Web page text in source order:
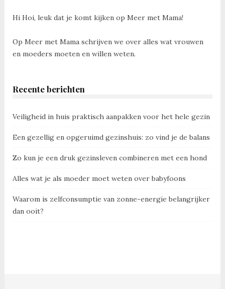
Hi Hoi, leuk dat je komt kijken op Meer met Mama!
Op Meer met Mama schrijven we over alles wat vrouwen
en moeders moeten en willen weten.
Recente berichten
Veiligheid in huis praktisch aanpakken voor het hele gezin
Een gezellig en opgeruimd gezinshuis: zo vind je de balans
Zo kun je een druk gezinsleven combineren met een hond
Alles wat je als moeder moet weten over babyfoons
Waarom is zelfconsumptie van zonne-energie belangrijker
dan ooit?